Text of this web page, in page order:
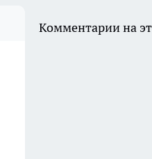
Комментарии на